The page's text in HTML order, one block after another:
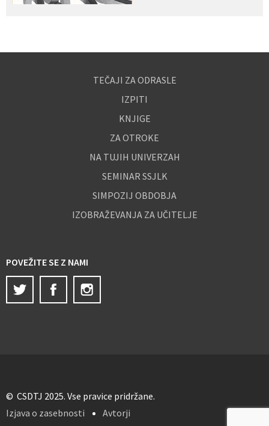
TEČAJI ZA ODRASLE
IZPITI
KNJIGE
ZA OTROKE
NA TUJIH UNIVERZAH
SEMINAR SSJLK
SIMPOZIJ OBDOBJA
IZOBRAŽEVANJA ZA UČITELJE
POVEŽITE SE Z NAMI
Twitter
Facebook
© CSDTJ 2025. Vse pravice pridržane.
Izjava o zasebnosti
Avtorji